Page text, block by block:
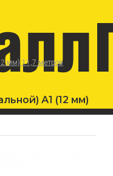
мм) 11,7 метров
А1 (12 мм)